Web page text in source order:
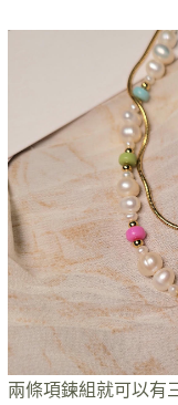
兩條項鍊組就可以有